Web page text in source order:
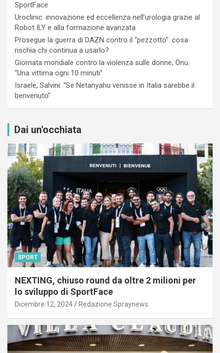
SportFace
Uroclinic: innovazione ed eccellenza nell’urologia grazie al
Robot ILY e alla formazione avanzata
Prosegue la guerra di DAZN contro il “pezzotto”: cosa
rischia chi continua a usarlo?
Giornata mondiale contro la violenza sulle donne, Onu:
“Una vittima ogni 10 minuti”
Israele, Salvini: “Se Netanyahu venisse in Italia sarebbe il
benvenuto”
Dai un'occhiata
SPORT
NEXTING, chiuso round da oltre 2 milioni per
lo sviluppo di SportFace
Dicembre 12, 2024 Redazione Spraynews